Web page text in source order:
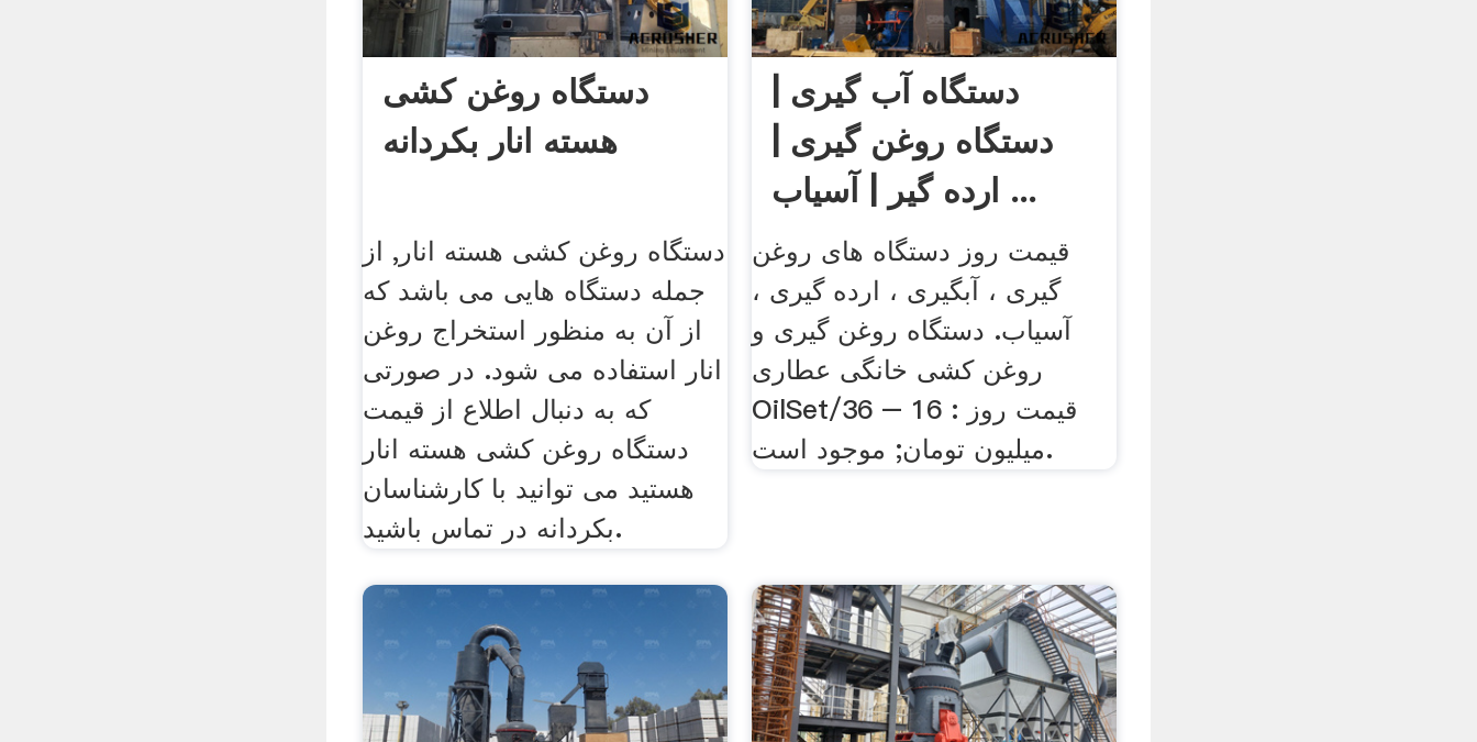
دستگاه روغن کشی
هسته انار بکردانه
دستگاه روغن کشی هسته انار, از
جمله دستگاه هایی می باشد که
از آن به منظور استخراج روغن
انار استفاده می شود. در صورتی
که به دنبال اطلاع از قیمت
دستگاه روغن کشی هسته انار
هستید می توانید با کارشناسان
بکردانه در تماس باشید.
دستگاه آب گیری |
دستگاه روغن گیری |
ارده گیر | آسیاب ...
قیمت روز دستگاه های روغن
گیری ، آبگیری ، ارده گیری ،
آسیاب. دستگاه روغن گیری و
روغن کشی خانگی عطاری
OilSet/36 – قیمت روز : 16
میلیون تومان; موجود است.